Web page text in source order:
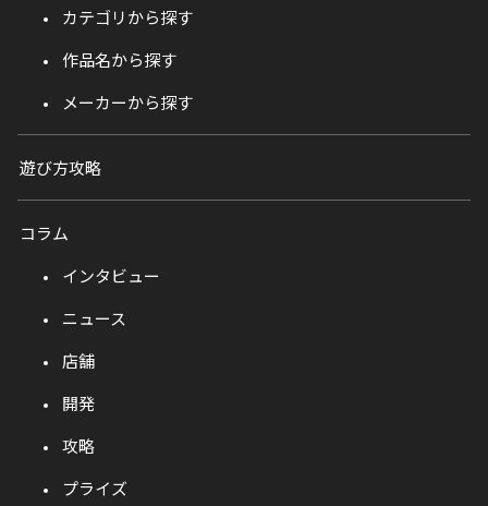
カテゴリから探す
作品名から探す
メーカーから探す
遊び方攻略
コラム
インタビュー
ニュース
店舗
開発
攻略
プライズ